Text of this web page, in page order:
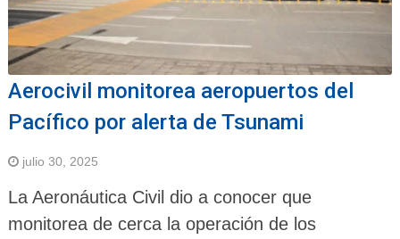
Aerocivil monitorea aeropuertos del
Pacífico por alerta de Tsunami
julio 30, 2025
La Aeronáutica Civil dio a conocer que
monitorea de cerca la operación de los